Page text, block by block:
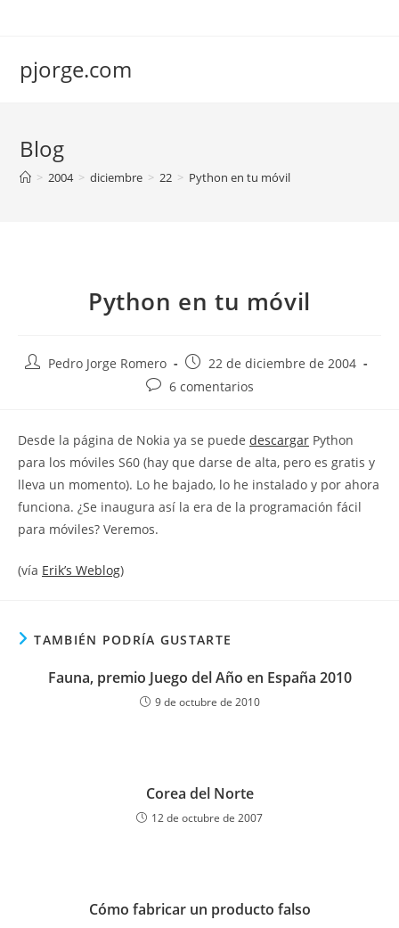
pjorge.com
Blog
> 2004 > diciembre > 22 > Python en tu móvil
Python en tu móvil
AutorPedro Jorge Romero
Publicación
de
22 de diciembre de 2004
Comentarios
entrada:
6 comentarios
Desde la página de Nokia ya se puede descargar Python
para los móviles S60 (hay que darse de alta, pero es gratis y
lleva un momento). Lo he bajado, lo he instalado y por ahora
funciona. ¿Se inaugura así la era de la programación fácil
para móviles? Veremos.
(vía Erik’s Weblog)
TAMBIÉN PODRÍA GUSTARTE
Fauna, premio Juego del Año en España 2010
9 de octubre de 2010
Corea del Norte
12 de octubre de 2007
Cómo fabricar un producto falso